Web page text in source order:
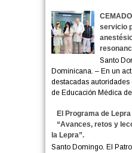
servicio
Santo
Dominicana. – En un
destacadas autoridades
de Educación Médica de
El Programa de
“Avances, retos y
la Lepra”.
Santo Domingo. El